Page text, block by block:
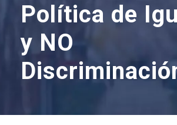
Política de
y NO